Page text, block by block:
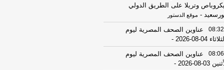
وتريلا على الطريق الدولي
- موقع الدستور
08:32
عناوين الصحف المصرية ليوم
04-08-2026
-
08:06
عناوين الصحف المصرية ليوم
03-08-2026
-